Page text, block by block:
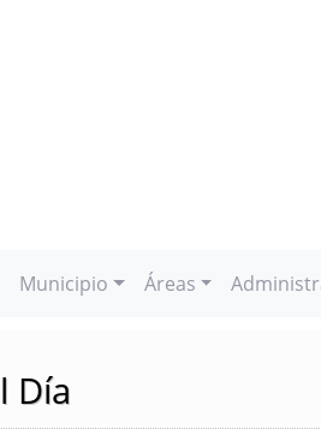
Municipio Áreas
Día